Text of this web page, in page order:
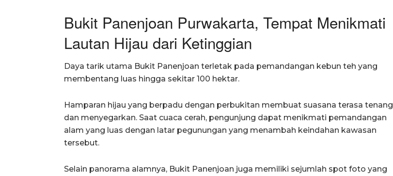
Bukit Panenjoan Purwakarta, Tempat Menikmati
Lautan Hijau dari Ketinggian
Daya tarik utama Bukit Panenjoan terletak pada pemandangan kebun teh yang
membentang luas hingga sekitar 100 hektar.
Hamparan hijau yang berpadu dengan perbukitan membuat suasana terasa tenang
dan menyegarkan. Saat cuaca cerah, pengunjung dapat menikmati pemandangan
alam yang luas dengan latar pegunungan yang menambah keindahan kawasan
tersebut.
Selain panorama alamnya, Bukit Panenjoan juga memiliki sejumlah spot foto yang